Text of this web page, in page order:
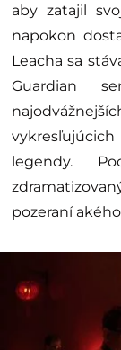
aby zatajil
napokon
Leacha sa
Guardian
legendy.
pozeraní